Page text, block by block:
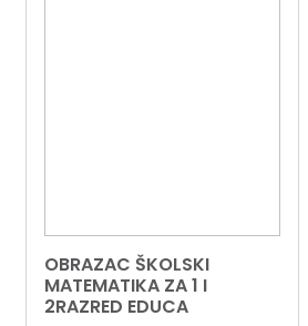
OBRAZAC ŠKOLSKI
MATEMATIKA ZA 1 I
2RAZRED EDUCA